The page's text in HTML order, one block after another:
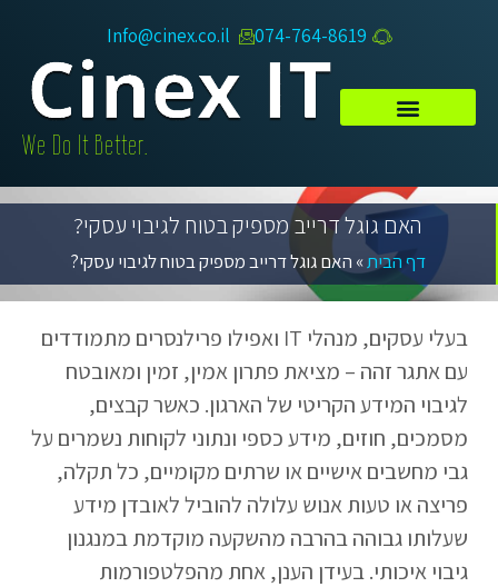
074-764-8619​
Info@cinex.co.il
האם גוגל דרייב מספיק בטוח לגיבוי עסקי?
דף הבית» האם גוגל דרייב מספיק בטוח לגיבוי עסקי?
בעלי עסקים, מנהלי IT ואפילו פרילנסרים מתמודדים
עם אתגר זהה – מציאת פתרון אמין, זמין ומאובטח
לגיבוי המידע הקריטי של הארגון. כאשר קבצים,
מסמכים, חוזים, מידע כספי ונתוני לקוחות נשמרים על
גבי מחשבים אישיים או שרתים מקומיים, כל תקלה,
פריצה או טעות אנוש עלולה להוביל לאובדן מידע
שעלותו גבוהה בהרבה מהשקעה מוקדמת במנגנון
גיבוי איכותי. בעידן הענן, אחת מהפלטפורמות